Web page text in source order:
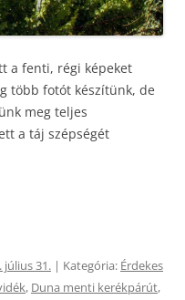
a fenti, régi képeket
több fotót készítünk, de
meg teljes
a táj szépségét
július 31. | Kategória: Érdekes
, Duna menti kerékpárút,